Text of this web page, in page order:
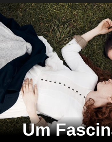
Um